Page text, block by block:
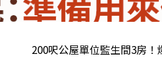
200呎公屋單位監生間3房